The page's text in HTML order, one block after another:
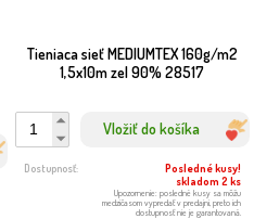
Tieniaca sieť MEDIUMTEX 160g/m2
1,5x10m zel 90% 28517
Vložiť do košíka
Dostupnosť:
Posledné kusy!
skladom 2 ks
Upozornenie: posledné kusy sa môžu
medzičasom vypredať v predajni, preto ich
dostupnosť nie je garantovaná.